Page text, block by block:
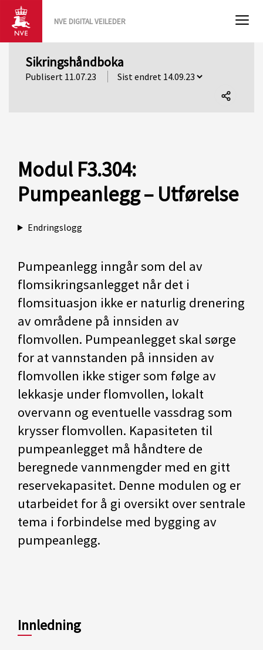
NVE DIGITAL VEILEDER
Sikringshåndboka
Publisert 11.07.23
Modul F3.304:
Pumpeanlegg – Utførelse
Endringslogg
Pumpeanlegg inngår som del av
flomsikringsanlegget når det i
flomsituasjon ikke er naturlig drenering
av områdene på innsiden av
flomvollen. Pumpeanlegget skal sørge
for at vannstanden på innsiden av
flomvollen ikke stiger som følge av
lekkasje under flomvollen, lokalt
overvann og eventuelle vassdrag som
krysser flomvollen. Kapasiteten til
pumpeanlegget må håndtere de
beregnede vannmengder med en gitt
reservekapasitet. Denne modulen og er
utarbeidet for å gi oversikt over sentrale
tema i forbindelse med bygging av
pumpeanlegg.
Innledning